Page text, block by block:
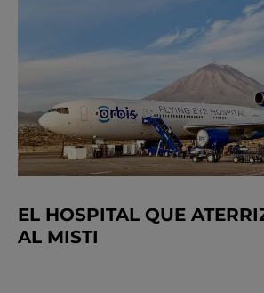
EL HOSPITAL QUE
AL MISTI